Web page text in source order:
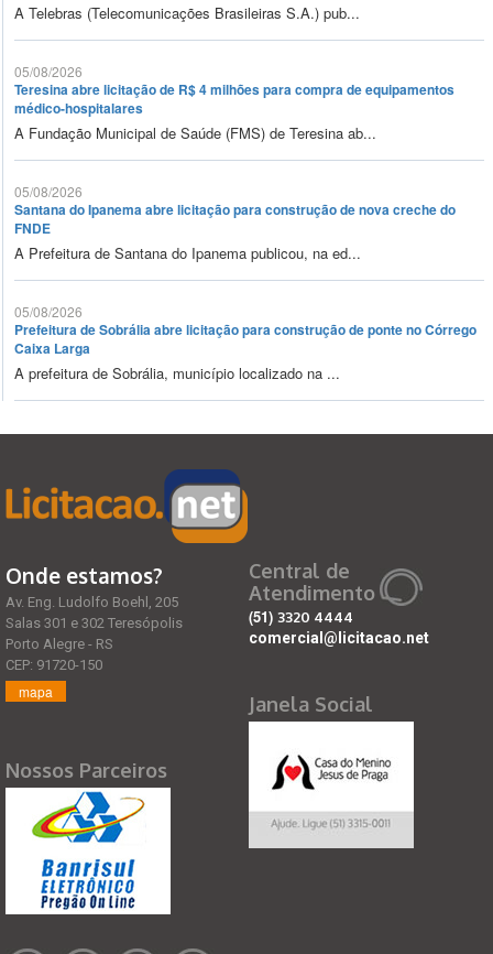
A Telebras (Telecomunicações Brasileiras S.A.) pub...
05/08/2026
Teresina abre licitação de R$ 4 milhões para compra de equipamentos
médico-hospitalares
A Fundação Municipal de Saúde (FMS) de Teresina ab...
05/08/2026
Santana do Ipanema abre licitação para construção de nova creche do
FNDE
A Prefeitura de Santana do Ipanema publicou, na ed...
05/08/2026
Prefeitura de Sobrália abre licitação para construção de ponte no Córrego
Caixa Larga
A prefeitura de Sobrália, município localizado na ...
Onde estamos?
Av. Eng. Ludolfo Boehl, 205
Salas 301 e 302 Teresópolis
Porto Alegre - RS
CEP: 91720-150
mapa
Nossos Parceiros
Central de
Atendimento
(51) 3320 4444
comercial@licitacao.net
Janela Social